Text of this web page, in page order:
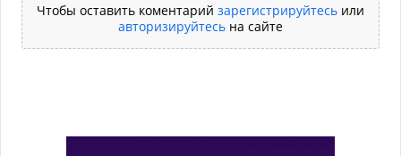
Чтобы оставить коментарий зарегистрируйтесь или
авторизируйтесь на сайте